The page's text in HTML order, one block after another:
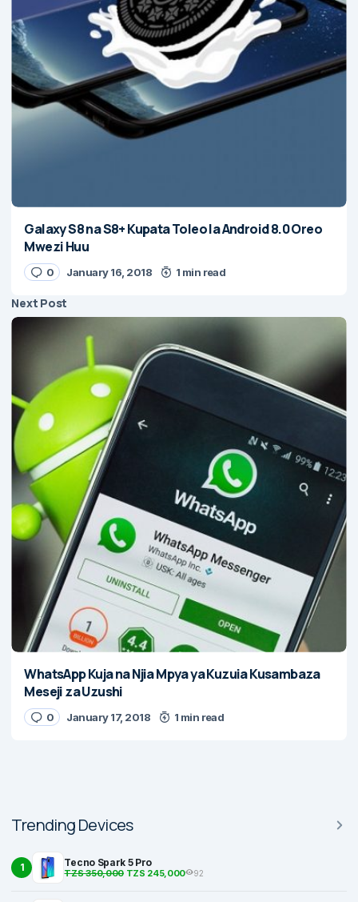
Galaxy S8 na S8+ Kupata Toleo la Android 8.0 Oreo
Mwezi Huu
0 January 16, 2018 1 min read
Next Post
WhatsApp Kuja na Njia Mpya ya Kuzuia Kusambaza
Meseji za Uzushi
0 January 17, 2018 1 min read
Trending Devices
1 Tecno Spark 5 Pro
TZS 350,000TZS 245,000 92